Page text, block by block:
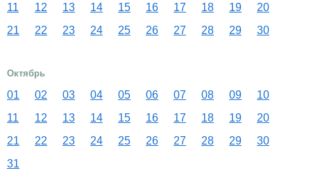
11
12 13 14 15 16 17 18 19
20
21
22 23 24 25 26 27 28 29 30
Октябрь
01 02 03 04 05 06 07 08 09
10
11
12 13 14 15 16 17 18 19
20
21
22 23 24 25 26 27 28 29
30
31